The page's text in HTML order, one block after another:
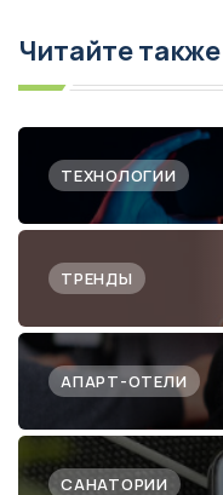
Читайте также
ТЕХНОЛОГИИ
ТРЕНДЫ
АПАРТ-ОТЕЛИ
САНАТОРИИ